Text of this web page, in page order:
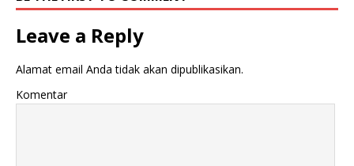
Leave a Reply
Alamat email Anda tidak akan dipublikasikan.
Komentar